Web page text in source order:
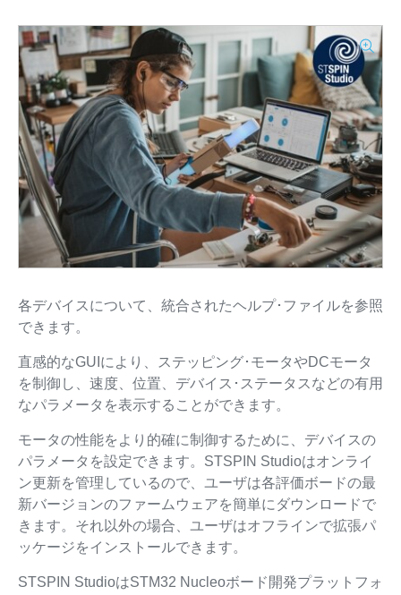
各デバイスについて、統合されたヘルプ･ファイルを参照
できます。
直感的なGUIにより、ステッピング･モータやDCモータ
を制御し、速度、位置、デバイス･ステータスなどの有用
なパラメータを表示することができます。
モータの性能をより的確に制御するために、デバイスの
パラメータを設定できます。STSPIN Studioはオンライ
ン更新を管理しているので、ユーザは各評価ボードの最
新バージョンのファームウェアを簡単にダウンロードで
きます。それ以外の場合、ユーザはオフラインで拡張パ
ッケージをインストールできます。
STSPIN StudioはSTM32 Nucleoボード開発プラットフォ